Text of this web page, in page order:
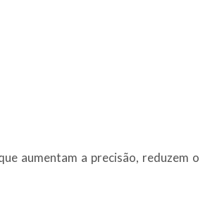
aumentam a precisão, reduzem o